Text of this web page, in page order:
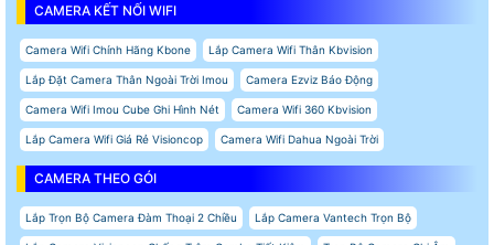
CAMERA KẾT NỐI WIFI
Camera Wifi Chính Hãng Kbone Lắp Camera Wifi Thân Kbvision
Lắp Đặt Camera Thân Ngoài Trời Imou Camera Ezviz Báo Động
Camera Wifi Imou Cube Ghi Hình Nét Camera Wifi 360 Kbvision
Lắp Camera Wifi Giá Rẻ Visioncop Camera Wifi Dahua Ngoài Trời
CAMERA THEO GÓI
Lắp Trọn Bộ Camera Đàm Thoại 2 Chiều Lắp Camera Vantech Trọn Bộ